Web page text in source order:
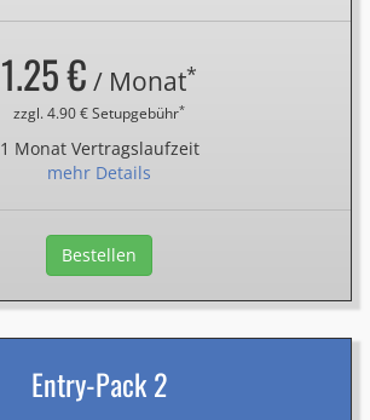
1.25 € / Monat*
zzgl. 4.90 € Setupgebühr*
1 Monat Vertragslaufzeit
mehr Details
Bestellen
Entry-Pack 2